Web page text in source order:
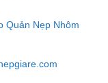
Quản Nẹp Nhôm